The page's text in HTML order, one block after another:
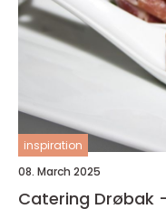
inspiration
08. March 2025
Catering Drøbak